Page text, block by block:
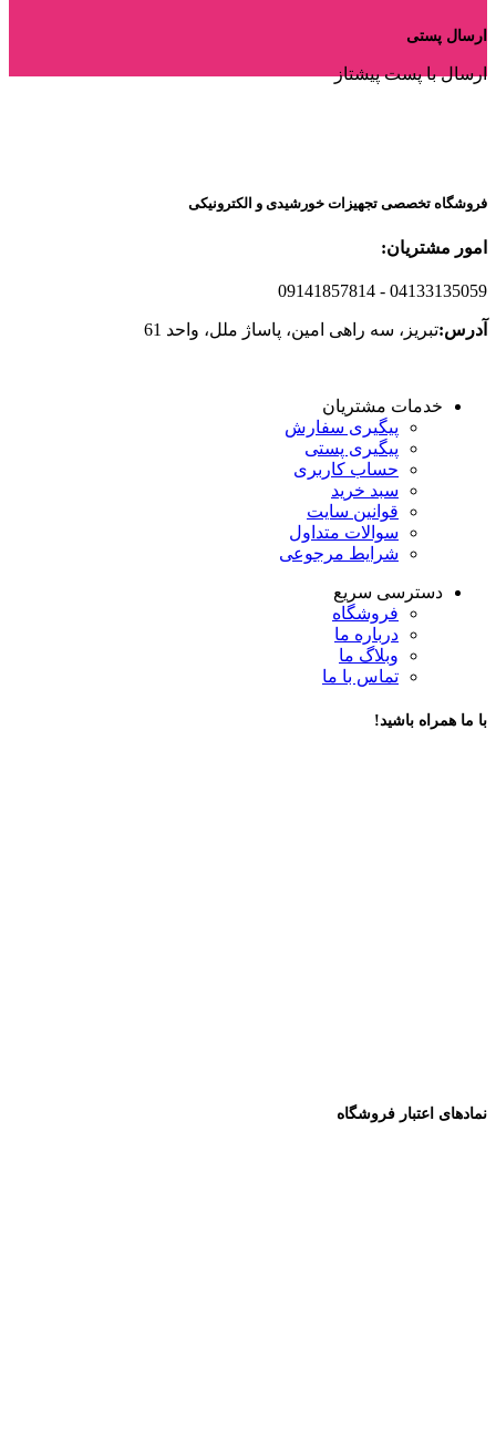
ارسال پستی
ارسال با پست پیشتاز
فروشگاه تخصصی تجهیزات خورشیدی و الکترونیکی
امور مشتریان:
- 04133135059
09141857814
آدرس:تبریز، سه راهی امین، پاساژ ملل، واحد 61
خدمات مشتریان
پیگیری سفارش
پیگیری پستی
حساب کاربری
سبد خرید
قوانین سایت
سوالات متداول
شرایط مرجوعی
دسترسی سریع
فروشگاه
درباره ما
وبلاگ ما
تماس با ما
با ما همراه باشید!
نمادهای اعتبار فروشگاه